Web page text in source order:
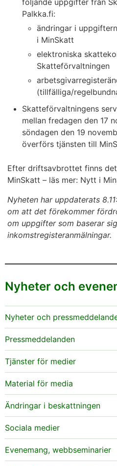
följande uppgifter från
Palkka.fi:
ändringar i
i MinSkatt
elektroniska
Skatteförvaltningen
(tillfälliga/
Skatteförvaltningens
mellan fredagen den 17
söndagen den 19
överförs tjänsten till
Efter driftsavbrottet finns
MinSkatt – läs mer: Nytt i
Nyheten har uppdaterats
om att det förekommer
om uppgifter som baserar
inkomstregisteranmälningar.
Nyheter och
Nyheter och
Pressmeddelanden
Tjänster för medier
Material för media
Ändringar i beskattningen
Sociala medier
Evenemang, webbseminarier